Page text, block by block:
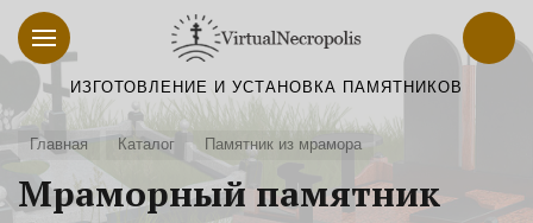
ИЗГОТОВЛЕНИЕ И УСТАНОВКА ПАМЯТНИКОВ
Главная Каталог Памятник из мрамора
Мраморный памятник